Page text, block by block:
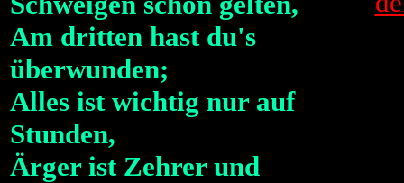
Am dritten hast du's
überwunden;
Alles ist wichtig nur auf
Stunden,
Ärger ist Zehrer und